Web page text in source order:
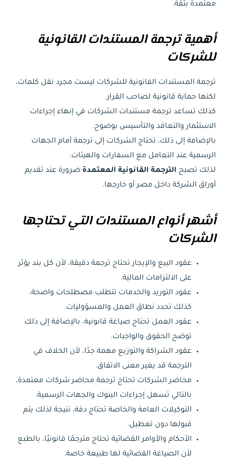
معتمدة بثقة.
أهمية ترجمة المستندات القانونية
للشركات
ترجمة المستندات القانونية للشركات ليست مجرد نقل كلمات،
لكنها حماية قانونية لصاحب القرار.
كذلك تساعد ترجمة مستندات الشركات في إنهاء إجراءات
الاستثمار والتعاقد والتأسيس بوضوح.
بالإضافة إلى ذلك، تحتاج الشركات إلى ترجمة أمام الجهات
الرسمية عند التعامل مع السفارات والهيئات.
لذلك تصبح الترجمة القانونية المعتمدة ضرورة عند تقديم
أوراق الشركة داخل مصر أو خارجها.
أشهر أنواع المستندات التي تحتاجها
الشركات
عقود البيع والإيجار تحتاج ترجمة دقيقة، لأن كل بند يؤثر
على الالتزامات المالية.
عقود التوريد والخدمات تتطلب مصطلحات واضحة،
كذلك تحدد نطاق العمل والمسؤوليات.
عقود العمل تحتاج صياغة قانونية، بالإضافة إلى ذلك
توضح الحقوق والواجبات.
عقود الشراكة والتوزيع مهمة جدًا، لأن الخلاف في
الترجمة قد يغير معنى الاتفاق.
محاضر الشركات تحتاج ترجمة محاضر شركات معتمدة،
بالتالي تسهل إجراءات البنوك والجهات الرسمية.
التوكيلات العامة والخاصة تحتاج دقة، نتيجة لذلك يتم
قبولها دون تعطيل.
الأحكام والأوامر القضائية تحتاج مترجمًا قانونيًا، بالطبع
لأن الصياغة القضائية لها طبيعة خاصة.